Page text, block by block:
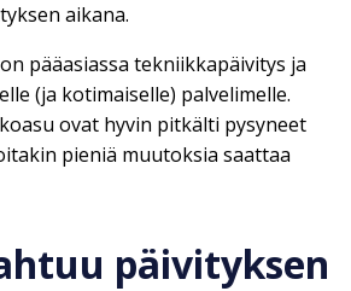
aikana.
pääasiassa tekniikkapäivitys ja
(ja kotimaiselle) palvelimelle.
ovat hyvin pitkälti pysyneet
pieniä muutoksia saattaa
päivityksen